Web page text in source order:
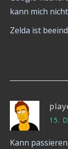
kann mich
Zelda ist
15.
Kann